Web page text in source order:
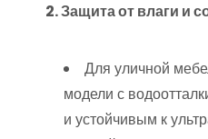
2. Защита от влаги и
Для уличной
модели с
и устойчивым к